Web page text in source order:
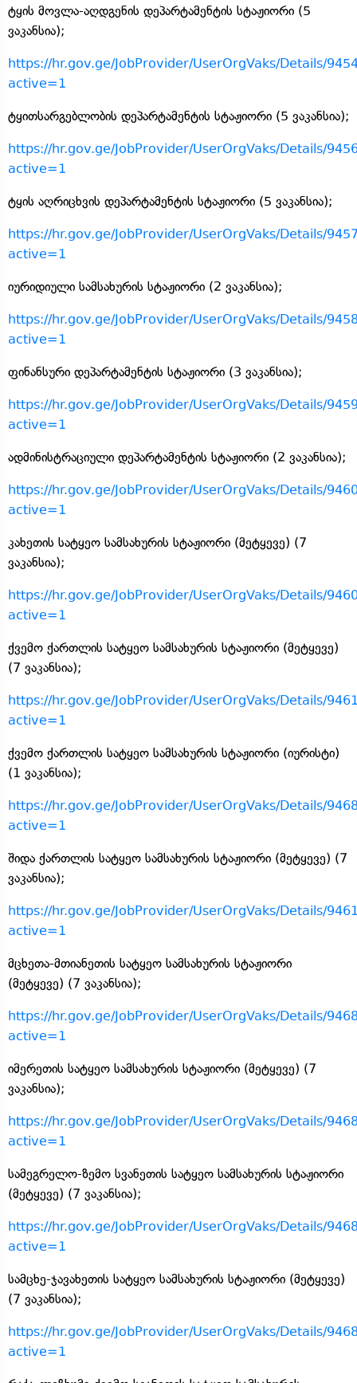
ტყის მოვლა-აღდგენის დეპარტამენტის სტაჟიორი (5
ვაკანსია);
https://hr.gov.ge/JobProvider/UserOrgVaks/Details/
active=1
ტყითსარგებლობის დეპარტამენტის სტაჟიორი (5 ვაკანსია);
https://hr.gov.ge/JobProvider/UserOrgVaks/Details/
active=1
ტყის აღრიცხვის დეპარტამენტის სტაჟიორი (5 ვაკანსია);
https://hr.gov.ge/JobProvider/UserOrgVaks/Details/
active=1
იურიდიული სამსახურის სტაჟიორი (2 ვაკანსია);
https://hr.gov.ge/JobProvider/UserOrgVaks/Details/
active=1
ფინანსური დეპარტამენტის სტაჟიორი (3 ვაკანსია);
https://hr.gov.ge/JobProvider/UserOrgVaks/Details/
active=1
ადმინისტრაციული დეპარტამენტის სტაჟიორი (2 ვაკანსია);
https://hr.gov.ge/JobProvider/UserOrgVaks/Details/
active=1
კახეთის სატყეო სამსახურის სტაჟიორი (მეტყევე) (7
ვაკანსია);
https://hr.gov.ge/JobProvider/UserOrgVaks/Details/
active=1
ქვემო ქართლის სატყეო სამსახურის სტაჟიორი (მეტყევე)
(7 ვაკანსია);
https://hr.gov.ge/JobProvider/UserOrgVaks/Details/
active=1
ქვემო ქართლის სატყეო სამსახურის სტაჟიორი (იურისტი)
(1 ვაკანსია);
https://hr.gov.ge/JobProvider/UserOrgVaks/Details/
active=1
შიდა ქართლის სატყეო სამსახურის სტაჟიორი (მეტყევე) (7
ვაკანსია);
https://hr.gov.ge/JobProvider/UserOrgVaks/Details/
active=1
მცხეთა-მთიანეთის სატყეო სამსახურის სტაჟიორი
(მეტყევე) (7 ვაკანსია);
https://hr.gov.ge/JobProvider/UserOrgVaks/Details/
active=1
იმერეთის სატყეო სამსახურის სტაჟიორი (მეტყევე) (7
ვაკანსია);
https://hr.gov.ge/JobProvider/UserOrgVaks/Details/
active=1
სამეგრელო-ზემო სვანეთის სატყეო სამსახურის სტაჟიორი
(მეტყევე) (7 ვაკანსია);
https://hr.gov.ge/JobProvider/UserOrgVaks/Details/
active=1
სამცხე-ჯავახეთის სატყეო სამსახურის სტაჟიორი (მეტყევე)
(7 ვაკანსია);
https://hr.gov.ge/JobProvider/UserOrgVaks/Details/
active=1